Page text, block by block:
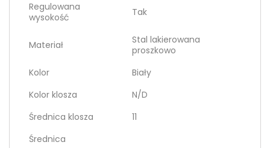
Regulowana
wysokość
Tak
Materiał
Stal lakierowana
proszkowo
Kolor
Biały
Kolor klosza
N/D
Średnica klosza
11
Średnica